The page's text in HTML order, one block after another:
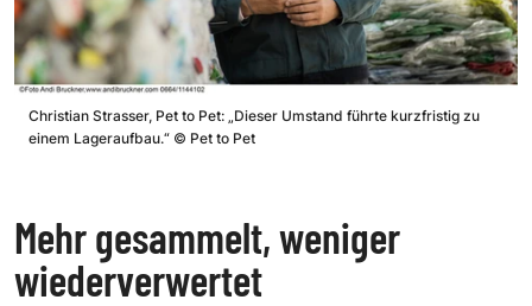
Christian Strasser, Pet to Pet: „Dieser Umstand führte kurzfristig zu
einem Lageraufbau.“ © Pet to Pet
Mehr gesammelt, weniger
wiederverwertet